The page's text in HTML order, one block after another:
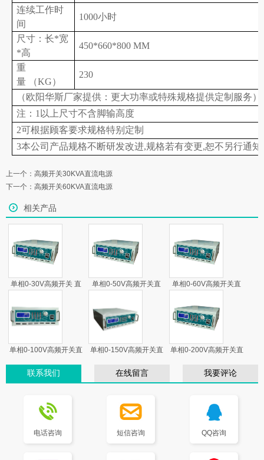
连续工作时
间
1000小时
尺寸：长*宽
*高
450*660*800 MM
重
量 （KG）
230
（欧阳华斯厂家提供： 更大功率或特殊规格提供定制服务）
注：1以上尺寸不含脚输高度
2可根据顾客要求规格特别定制
3本公司产品规格不断研发改进,规格若有变更,恕不另行通知
上一个： 高频开关30KVA直流电源
下一个： 高频开关60KVA直流电源
相关产品
单相0-30V高频开关 直
单相0-50V高频开关直
单相0-60V高频开关直
单相0-100V高频开关直
单相0-150V高频开关直
单相0-200V高频开关直
联系我们 在线留言 我要评论
电话咨询 短信咨询 QQ咨询